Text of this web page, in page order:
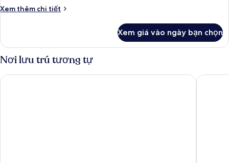
Xem thêm chi tiết
Chi
Phòng
Xem giá vào ngày bạn chọn
Nơi lưu trú tương tự
Royal Orchid Central Bangalore, MG Road Lemon